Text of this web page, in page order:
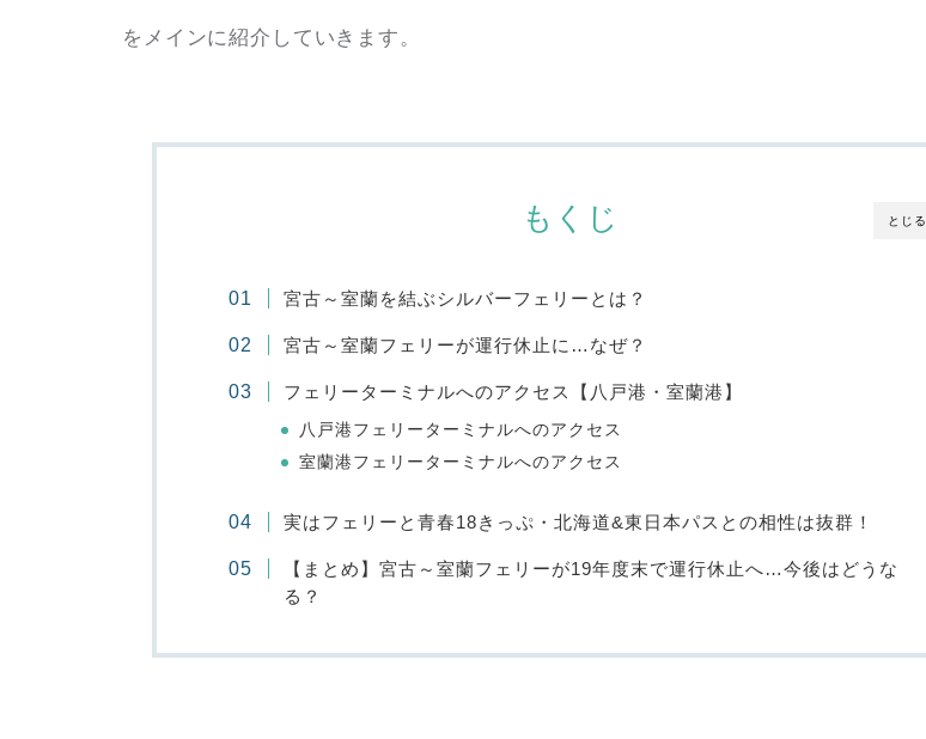
をメインに紹介していきます。
とじる
もくじ
宮古～室蘭を結ぶシルバーフェリーとは？
宮古～室蘭フェリーが運行休止に…なぜ？
フェリーターミナルへのアクセス【八戸港・室蘭港】
八戸港フェリーターミナルへのアクセス
室蘭港フェリーターミナルへのアクセス
実はフェリーと青春18きっぷ・北海道&東日本パスとの相性は抜群！
【まとめ】宮古～室蘭フェリーが19年度末で運行休止へ…今後はどうな
る？